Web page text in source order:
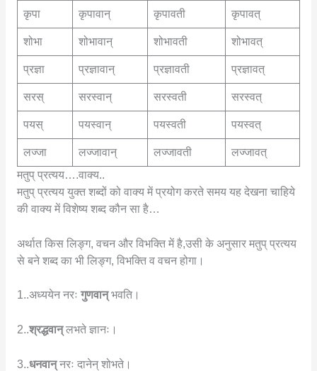
कृपा कृपावान् कृपावती कृपावत्
शोभा शोभावान् शोभावती शोभावत्
प्रज्ञा प्रज्ञावान् प्रज्ञावती प्रज्ञावत्
सरस् सरस्वान् सरस्वती सरस्वत्
पयस् पयस्वान् पयस्वती पयस्वत्
लज्जा लज्जावान् लज्जावती
लज्जावत्
मतुप् प्रत्यय….वाक्य..
मतुप् प्रत्यय युक्त शब्दों को वाक्य में प्रयोग करते समय यह देखना चाहिये
की वाक्य में विशेष्य शब्द कौन सा है…
अर्थात किस लिङ्ग, वचन और विभक्ति में है,उसी के अनुसार मतुप् प्रत्यय
से बने शब्द का भी लिङ्ग, विभक्ति व वचन होगा।
1..अध्ययेन नरः गुणवान्भवति।
2..श्रद्धवान्लभते ज्ञानः।
3..धनवान्नरः दानेन् शोभते।